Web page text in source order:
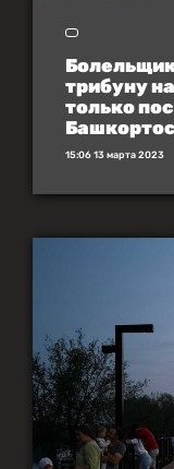
трибуну
только
15:06 13 марта 2023